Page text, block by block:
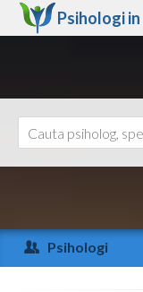
Psihologi in
Arad
Arges
Psihologi